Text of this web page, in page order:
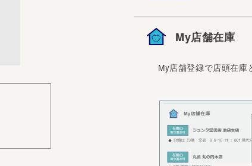
My店舗在庫
My店舗登録で店頭在